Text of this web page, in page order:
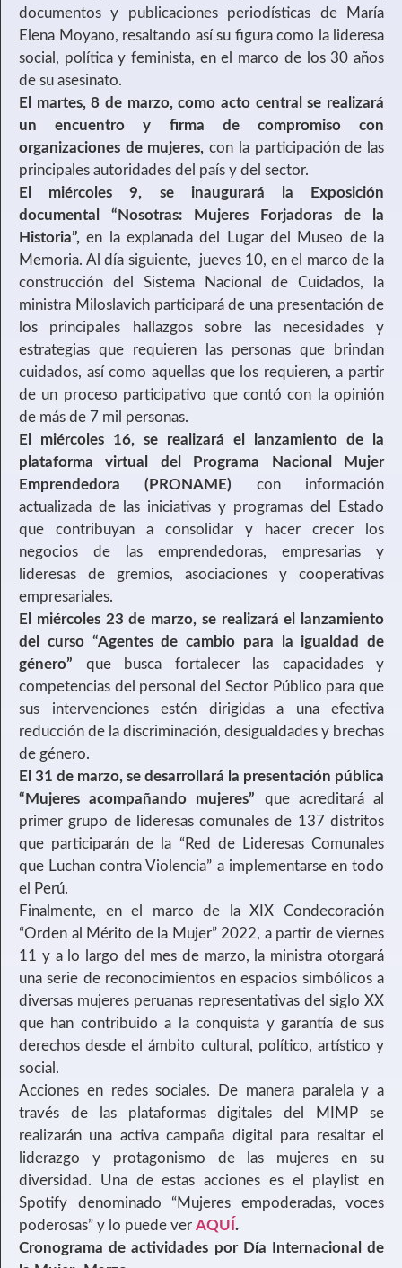
documentos y publicaciones periodísticas de María
Elena Moyano, resaltando así su figura como la lideresa
social, política y feminista, en el marco de los 30 años
de su asesinato.
El martes, 8 de marzo, como acto central se realizará
un encuentro y firma de compromiso con
organizaciones de mujeres, con la participación de las
principales autoridades del país y del sector.
El miércoles 9, se inaugurará la Exposición
documental “Nosotras: Mujeres Forjadoras de la
Historia”,en la explanada del Lugar del Museo de la
Memoria. Al día siguiente, jueves 10, en el marco de la
construcción del Sistema Nacional de Cuidados, la
ministra Miloslavich participará de una presentación de
los principales hallazgos sobre las necesidades y
estrategias que requieren las personas que brindan
cuidados, así como aquellas que los requieren, a partir
de un proceso participativo que contó con la opinión
de más de 7 mil personas.
El miércoles 16, se realizará el lanzamiento de la
plataforma virtual del Programa Nacional Mujer
Emprendedora (PRONAME) con información
actualizada de las iniciativas y programas del Estado
que contribuyan a consolidar y hacer crecer los
negocios de las emprendedoras, empresarias y
lideresas de gremios, asociaciones y cooperativas
empresariales.
El miércoles 23 de marzo, se realizará el lanzamiento
del curso “Agentes de cambio para la igualdad de
género” que busca fortalecer las capacidades y
competencias del personal del Sector Público para que
sus intervenciones estén dirigidas a una efectiva
reducción de la discriminación, desigualdades y brechas
de género.
El 31 de marzo, se desarrollará la presentación pública
“Mujeres acompañando mujeres” que acreditará al
primer grupo de lideresas comunales de 137 distritos
que participarán de la “Red de Lideresas Comunales
que Luchan contra Violencia” a implementarse en todo
el Perú.
Finalmente, en el marco de la XIX Condecoración
“Orden al Mérito de la Mujer” 2022, a partir de viernes
11 y a lo largo del mes de marzo, la ministra otorgará
una serie de reconocimientos en espacios simbólicos a
diversas mujeres peruanas representativas del siglo XX
que han contribuido a la conquista y garantía de sus
derechos desde el ámbito cultural, político, artístico y
social.
Acciones en redes sociales. De manera paralela y a
través de las plataformas digitales del MIMP se
realizarán una activa campaña digital para resaltar el
liderazgo y protagonismo de las mujeres en su
diversidad. Una de estas acciones es el playlist en
Spotify denominado “Mujeres empoderadas, voces
poderosas” y lo puede ver AQUÍ .
Cronograma de actividades por Día Internacional de